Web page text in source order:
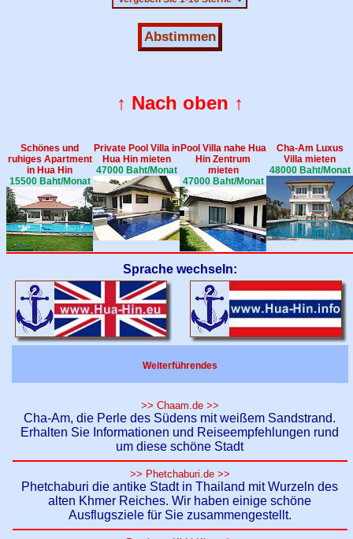
↑ Nach oben ↑
Schönes und
ruhiges Apartment
in Hua Hin
15500 Baht/Monat
Private Pool Villa in
Hua Hin mieten
47000 Baht/Monat
Pool Villa nahe Hua
Hin Zentrum
mieten
47000 Baht/Monat
Cha-Am Luxus
Villa mieten
48000 Baht/Monat
Sprache wechseln:
Weiterführendes
>> Chaam.de >>
Cha-Am, die Perle des Südens mit weißem Sandstrand.
Erhalten Sie Informationen und Reiseempfehlungen rund
um diese schöne Stadt
>> Phetchaburi.de >>
Phetchaburi die antike Stadt in Thailand mit Wurzeln des
alten Khmer Reiches. Wir haben einige schöne
Ausflugsziele für Sie zusammengestellt.